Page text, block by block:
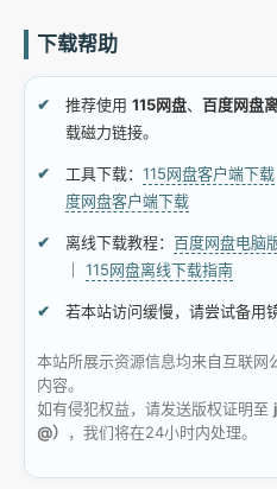
下载帮助
推荐使用 115网盘、 百度网盘
载磁力链接。
工具下载： 115网盘客户端下载
度网盘客户端下载
离线下载教程： 百度网盘电脑
115网盘离线下载指南
若本站访问缓慢，请尝试备用镜
本站所展示资源信息均来自互联网
内容。
如有侵犯权益，请发送版权证明至
@）
，我们将在24小时内处理。